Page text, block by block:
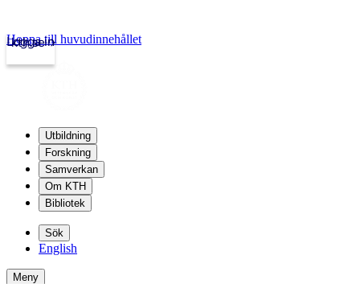
kth.se
Logga in
Hoppa till huvudinnehållet
Utbildning
Forskning
Samverkan
Om KTH
Bibliotek
Sök
English
Meny